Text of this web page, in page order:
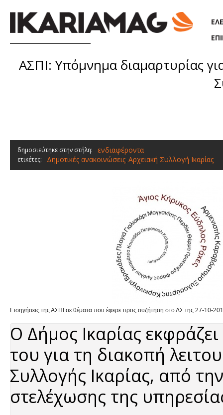
ΑΣΠΙ: Υπόμνημα διαμαρτυρίας
δημοσιεύτηκε στην στήλη: ενδιαφέροντα
ετικέτες: Δημοτικές ανακοινώσεις, Αρχειακή Συλλογή Ικαρίας
Εισηγήσεις της ΑΣΠΙ σε θέματα που έφερε προς συζήτηση στο ΔΣ της 27-10-
Ο Δήμος Ικαρίας
του για τη διακοπή
Συλλογής Ικαρίας, από
στελέχωσης της